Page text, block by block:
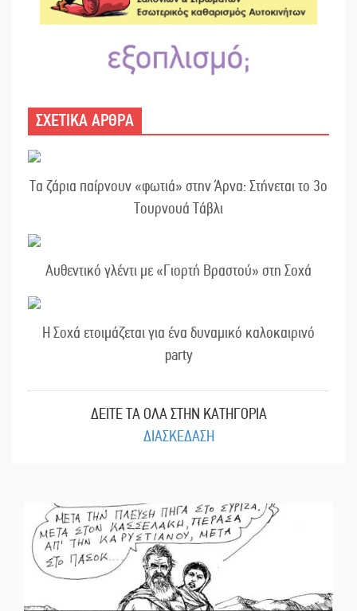
ΣΧΕΤΙΚΑ ΑΡΘΡΑ
Τα ζάρια παίρνουν «φωτιά» στην Άρνα: Στήνεται το 3ο
Τουρνουά Τάβλι
Αυθεντικό γλέντι με «Γιορτή Βραστού» στη Σοχά
Η Σοχά ετοιμάζεται για ένα δυναμικό καλοκαιρινό
party
ΔΕΙΤΕ ΤΑ ΟΛΑ ΣΤΗΝ ΚΑΤΗΓΟΡΙΑ
ΔΙΑΣΚΕΔΑΣΗ